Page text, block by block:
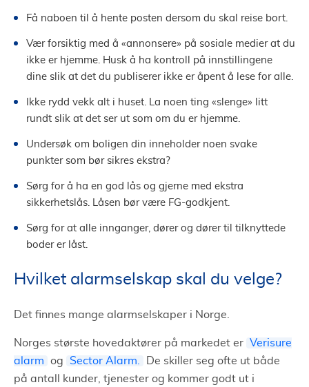
Få naboen til å hente posten dersom du skal reise bort.
Vær forsiktig med å «annonsere» på sosiale medier at du
ikke er hjemme. Husk å ha kontroll på innstillingene
dine slik at det du publiserer ikke er åpent å lese for alle.
Ikke rydd vekk alt i huset. La noen ting «slenge» litt
rundt slik at det ser ut som om du er hjemme.
Undersøk om boligen din inneholder noen svake
punkter som bør sikres ekstra?
Sørg for å ha en god lås og gjerne med ekstra
sikkerhetslås. Låsen bør være FG-godkjent.
Sørg for at alle innganger, dører og dører til tilknyttede
boder er låst.
Hvilket alarmselskap skal du velge?
Det finnes mange alarmselskaper i Norge.
Norges største hovedaktører på markedet er Verisure
alarm
og Sector Alarm.
De skiller seg ofte ut både
på antall kunder, tjenester og kommer godt ut i